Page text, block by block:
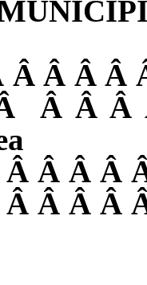
Â Â Â Â
ÂÂ Â
Â Â Â
Â Â Â